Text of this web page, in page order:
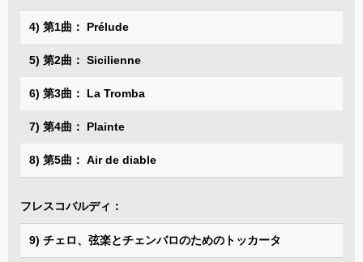
4) 第1曲： Prélude
5) 第2曲： Sicilienne
6) 第3曲： La Tromba
7) 第4曲： Plainte
8) 第5曲： Air de diable
フレスコバルディ：
9) チェロ、弦楽とチェンバロのためのトッカータ